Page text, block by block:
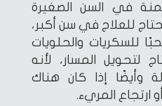
في السن الصغيرة
للعلاج في سن أكبر،
للسكريات والحلويات
لتحويل المسار، لأنه
وأيضًا إذا كان هناك
المريء.